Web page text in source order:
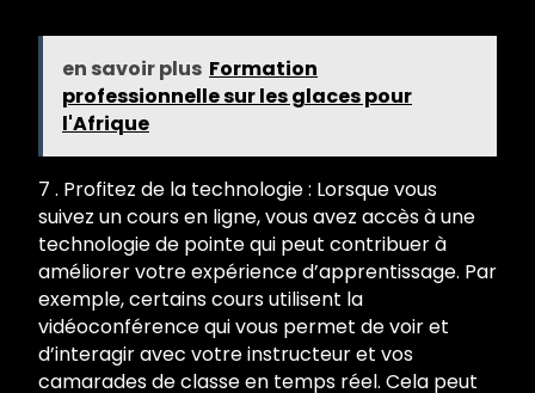
en savoir plus Formation
professionnelle sur les glaces pour
l'Afrique
7 . Profitez de la technologie : Lorsque vous
suivez un cours en ligne, vous avez accès à une
technologie de pointe qui peut contribuer à
améliorer votre expérience d’apprentissage. Par
exemple, certains cours utilisent la
vidéoconférence qui vous permet de voir et
d’interagir avec votre instructeur et vos
camarades de classe en temps réel. Cela peut